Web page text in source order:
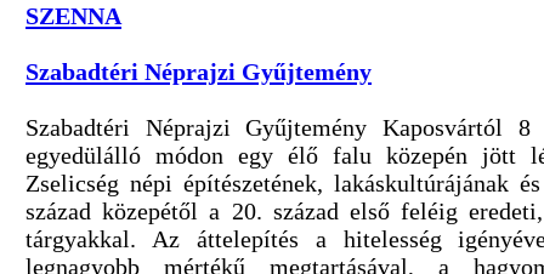
SZENNA
Szabadtéri Néprajzi Gyűjtemény
Szabadtéri Néprajzi Gyűjtemény Kaposvártól
egyedülálló módon egy élő falu közepén jött
Zselicség népi építészetének, lakáskultúrájának
század közepétől a 20. század első feléig
tárgyakkal. Az áttelepítés a hitelesség
legnagyobb mértékű megtartásával, a